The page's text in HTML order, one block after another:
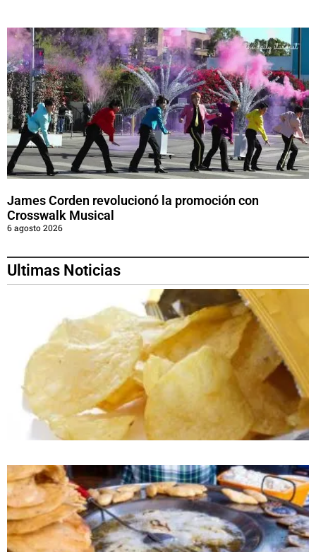
James Corden revolucionó la promoción con
Crosswalk Musical
6 agosto 2026
Ultimas Noticias